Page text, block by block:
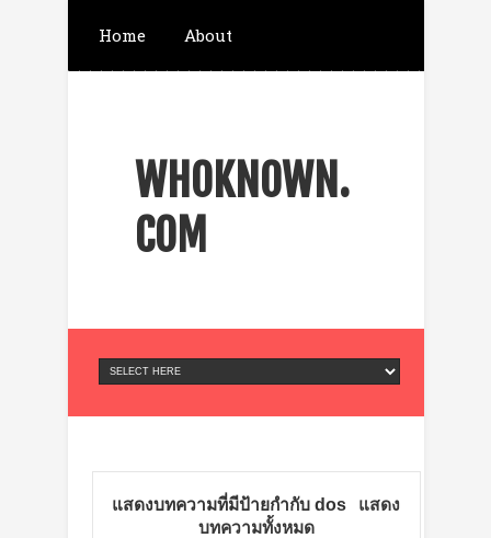
Home About
จองตั๋วที่พัก เครื่องบิน
WHOKNOWN.
COM
แสดงบทความที่มีป้ายกำกับdos
แสดง
บทความทั้งหมด